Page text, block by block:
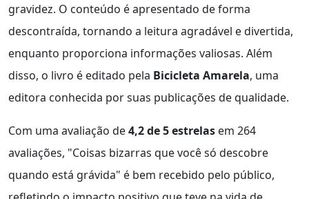
gravidez. O conteúdo é apresentado de forma
descontraída, tornando a leitura agradável e divertida,
enquanto proporciona informações valiosas. Além
disso, o livro é editado pela Bicicleta Amarela, uma
editora conhecida por suas publicações de qualidade.
Com uma avaliação de4,2 de 5 estrelas em 264
avaliações, "Coisas bizarras que você só descobre
quando está grávida" é bem recebido pelo público,